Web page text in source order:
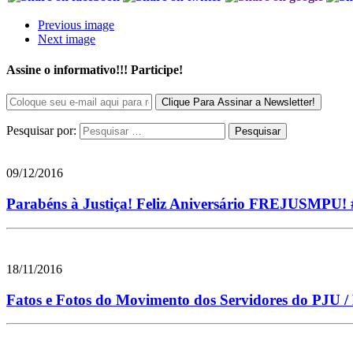
Previous image
Next image
Assine o informativo!!! Participe!
Pesquisar por:
09/12/2016
Parabéns à Justiça! Feliz Aniversário FREJUSMPU!
18/11/2016
Fatos e Fotos do Movimento dos Servidores do PJU